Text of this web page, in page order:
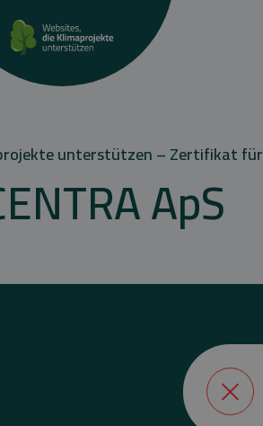
unterstützen – Zertifikat für
ApS